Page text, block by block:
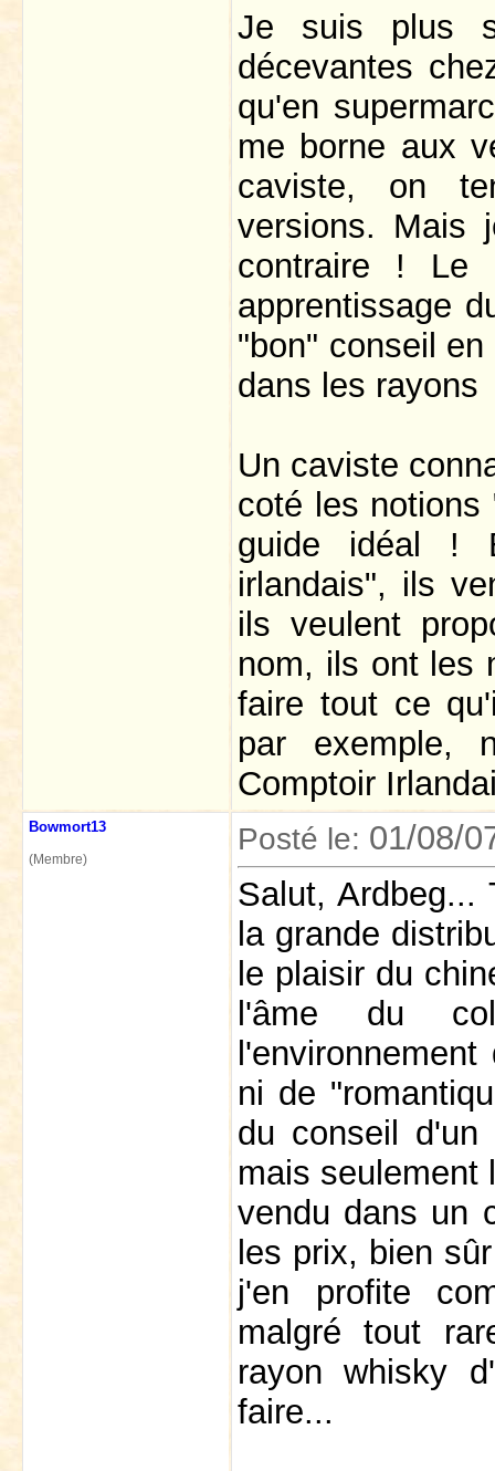
Je suis plus
décevantes
qu'en
me borne aux
caviste, on
versions. Mais
contraire ! Le
apprentissage
"bon" conseil
dans les rayons
Un caviste
coté les
guide idéal !
irlandais", ils
ils veulent
nom, ils ont les
faire tout ce
par exemple,
Comptoir
Bowmort13
(Membre)
Posté le: 01/08/
Salut, Ardbeg...
la grande
le plaisir du
l'âme du
ni de
du conseil
mais seulement
vendu dans un
les prix, bien
j'en profite
malgré tout
rayon whisky
faire...